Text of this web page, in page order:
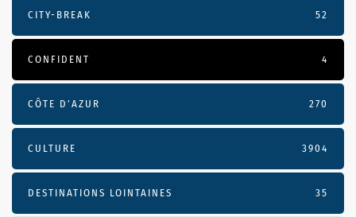
CITY-BREAK 52
CONFIDENT 4
CÔTE D’AZUR 270
CULTURE 3904
DESTINATIONS LOINTAINES 35